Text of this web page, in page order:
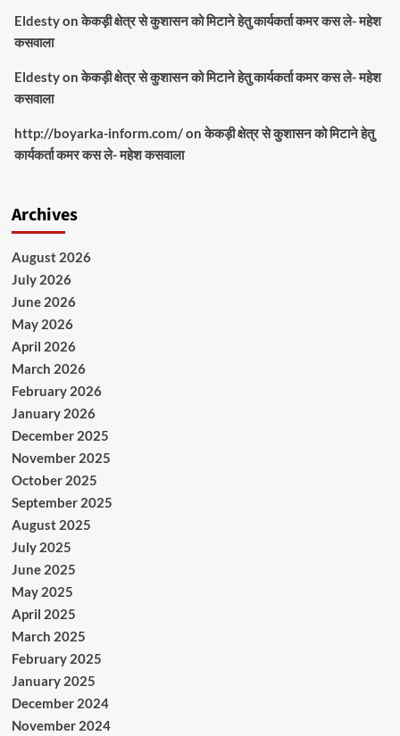
Eldestyonकेकड़ी क्षेत्र से कुशासन को मिटाने हेतु कार्यकर्ता कमर कस ले- महेश
कसवाला
Eldestyonकेकड़ी क्षेत्र से कुशासन को मिटाने हेतु कार्यकर्ता कमर कस ले- महेश
कसवाला
http://boyarka-inform.com/onकेकड़ी क्षेत्र से कुशासन को मिटाने हेतु
कार्यकर्ता कमर कस ले- महेश कसवाला
Archives
August 2026
July 2026
June 2026
May 2026
April 2026
March 2026
February 2026
January 2026
December 2025
November 2025
October 2025
September 2025
August 2025
July 2025
June 2025
May 2025
April 2025
March 2025
February 2025
January 2025
December 2024
November 2024